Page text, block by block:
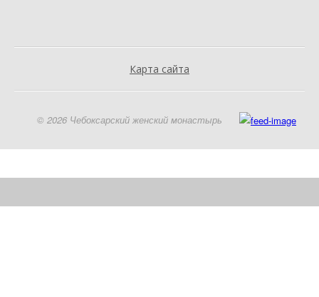
Карта сайта
© 2026 Чебоксарский женский монастырь